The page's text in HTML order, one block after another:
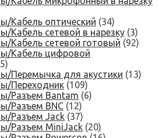
Кабель оптический (34)
Кабель сетевой в нарезку (3)
Кабель сетевой готовый (92)
Кабель цифровой
Перемычка для акустики (13)
Переходник (109)
Разъем Bantam (6)
Разъем BNC (12)
Разъем Jack (37)
Разъем MiniJack (20)